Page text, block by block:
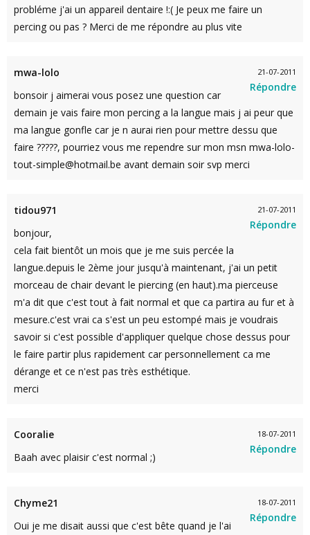
probléme j'ai un appareil dentaire !:( Je peux me faire un
percing ou pas ? Merci de me répondre au plus vite
21-07-2011
Répondre
mwa-lolo
bonsoir j aimerai vous posez une question car
demain je vais faire mon percing a la langue mais j ai peur que
ma langue gonfle car je n aurai rien pour mettre dessu que
faire ?????, pourriez vous me rependre sur mon msn mwa-lolo-
tout-simple@hotmail.be avant demain soir svp merci
21-07-2011
Répondre
tidou971
bonjour,
cela fait bientôt un mois que je me suis percée la
langue.depuis le 2ème jour jusqu'à maintenant, j'ai un petit
morceau de chair devant le piercing (en haut).ma pierceuse
m'a dit que c'est tout à fait normal et que ca partira au fur et à
mesure.c'est vrai ca s'est un peu estompé mais je voudrais
savoir si c'est possible d'appliquer quelque chose dessus pour
le faire partir plus rapidement car personnellement ca me
dérange et ce n'est pas très esthétique.
merci
18-07-2011
Répondre
Cooralie
Baah avec plaisir c'est normal ;)
18-07-2011
Répondre
Chyme21
Oui je me disait aussi que c'est bête quand je l'ai